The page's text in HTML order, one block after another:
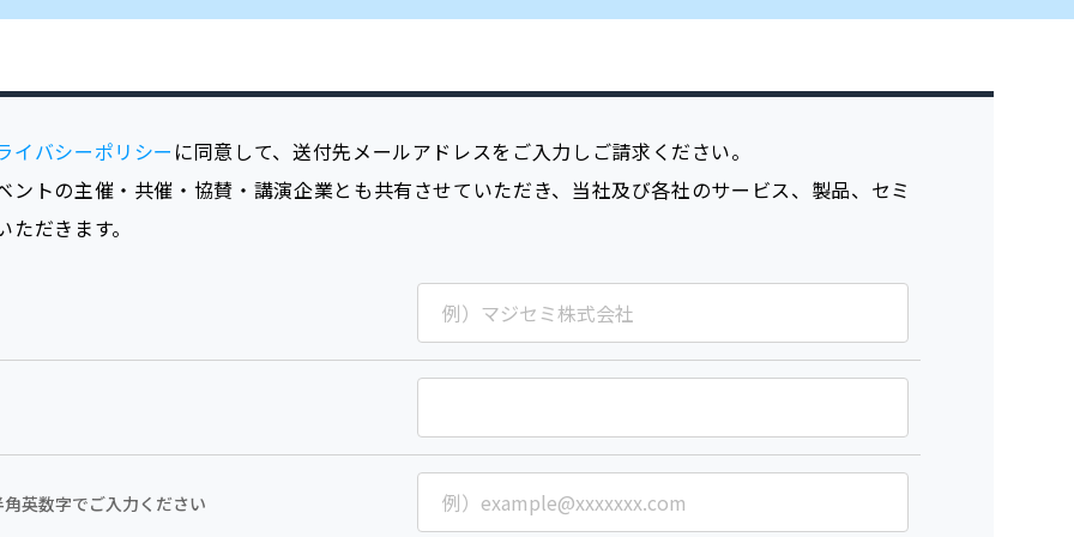
イバシーポリシー に同意して、送付先メールアドレスをご入力しご請求ください。
トの主催・共催・協賛・講演企業とも共有させていただき、当社及び各社のサービス、製品、セミ
だきます。
角英数字でご入力ください